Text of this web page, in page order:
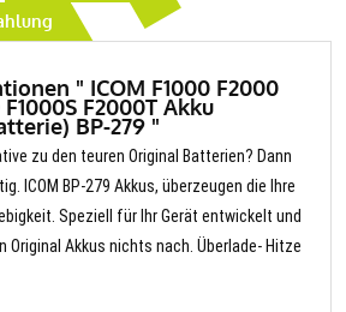
" ICOM F1000 F2000
F2000T Akku
BP-279 "
zu den teuren Original Batterien? Dann
ICOM BP-279 Akkus, überzeugen die Ihre
Speziell für Ihr Gerät entwickelt und
Akkus nichts nach. Überlade- Hitze